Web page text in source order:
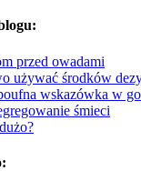
przed owadami
używać środków
wskazówka w
śmieci